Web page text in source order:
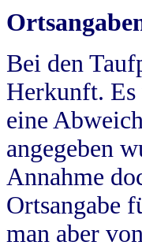
Bei den
Herkunft. Es
eine
angegeben
Annahme
Ortsangabe
man aber